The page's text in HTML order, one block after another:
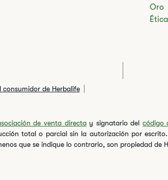
Oro
de Herbalife
de venta directay signatario del código
total o parcial sin la autorización por
que se indique lo contrario, son propiedad de